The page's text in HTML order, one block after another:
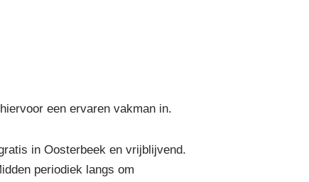
een ervaren vakman in.
in Oosterbeek en vrijblijvend.
periodiek langs om